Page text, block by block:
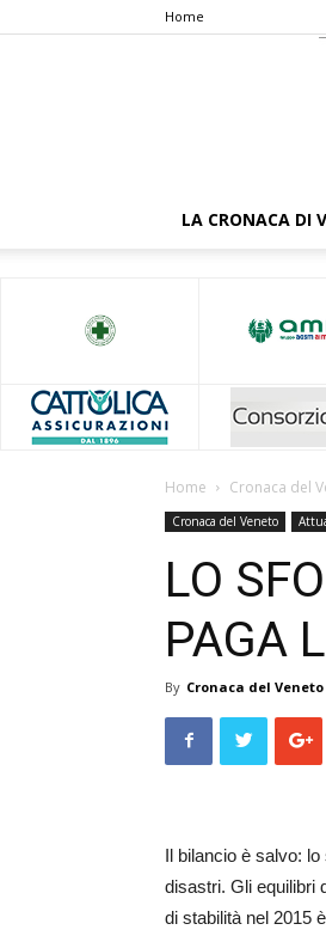
Home
LA CRONACA DI
Home Cronaca del
Cronaca del Veneto
LO
PAGA
By Cronaca del Veneto
Il bilancio è salvo:
disastri. Gli equilibri
di st­abilità nel 2015